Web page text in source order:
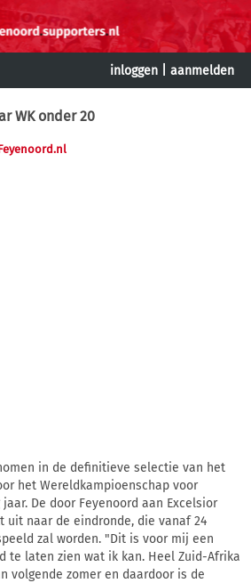
inloggen aanmelden
WK onder 20
in de definitieve selectie van het
het Wereldkampioenschap voor
De door Feyenoord aan Excelsior
uit naar de eindronde, die vanaf 24
zal worden. "Dit is voor mij een
te laten zien wat ik kan. Heel Zuid-Afrika
volgende zomer en daardoor is de